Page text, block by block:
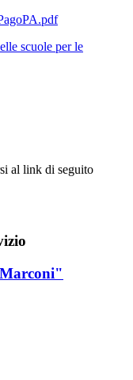
scuole per le
al link di seguito